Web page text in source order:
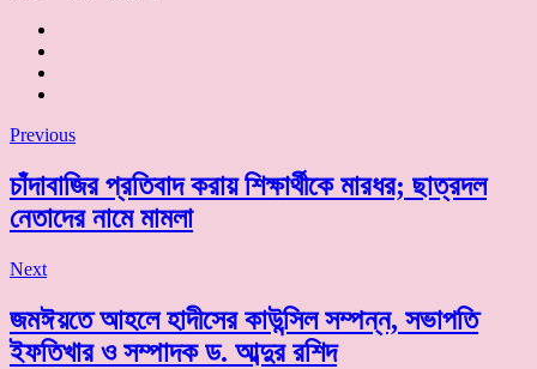
Previous
চাঁদাবাজির প্রতিবাদ করায় শিক্ষার্থীকে মারধর; ছাত্রদল
নেতাদের নামে মামলা
Next
জমঈয়তে আহলে হাদীসের কাউন্সিল সম্পন্ন, সভাপতি
ইফতিখার ও সম্পাদক ড. আব্দুর রশিদ